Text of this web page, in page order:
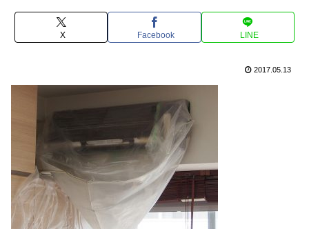
X Facebook LINE
2017.05.13